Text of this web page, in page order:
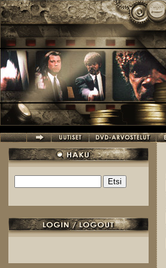
Hyppää pääsisältöön
Hakulomake